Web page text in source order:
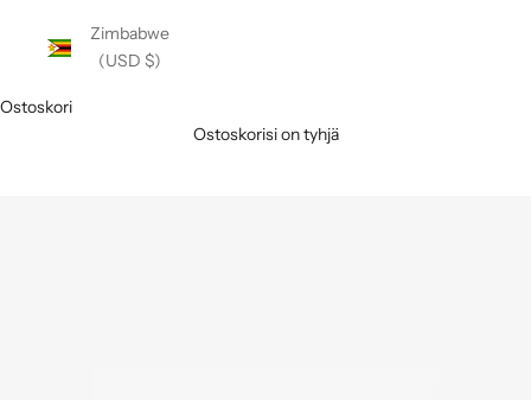
Zimbabwe
(USD $)
Ostoskori
Ostoskorisi on tyhjä